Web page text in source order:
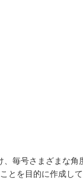
毎号さまざまな
とを目的に作成して